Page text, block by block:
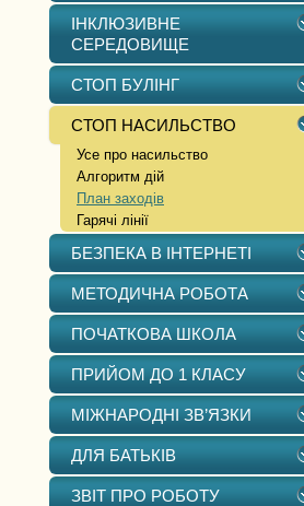
ІНКЛЮЗИВНЕ
СЕРЕДОВИЩЕ
СТОП БУЛІНГ
СТОП НАСИЛЬСТВО
Усе про насильство
Алгоритм дій
План заходів
Гарячі лінії
БЕЗПЕКА В ІНТЕРНЕТІ
МЕТОДИЧНА РОБОТА
ПОЧАТКОВА ШКОЛА
ПРИЙОМ ДО 1 КЛАСУ
МІЖНАРОДНІ ЗВ’ЯЗКИ
ДЛЯ БАТЬКІВ
ЗВІТ ПРО РОБОТУ